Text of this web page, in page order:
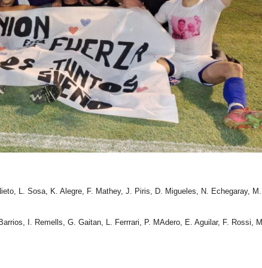
L. Sosa, K. Alegre, F. Mathey, J. Piris, D. Migueles, N. Echegaray, M.
I. Remells, G. Gaitan, L. Ferrrari, P. MAdero, E. Aguilar, F. Rossi,